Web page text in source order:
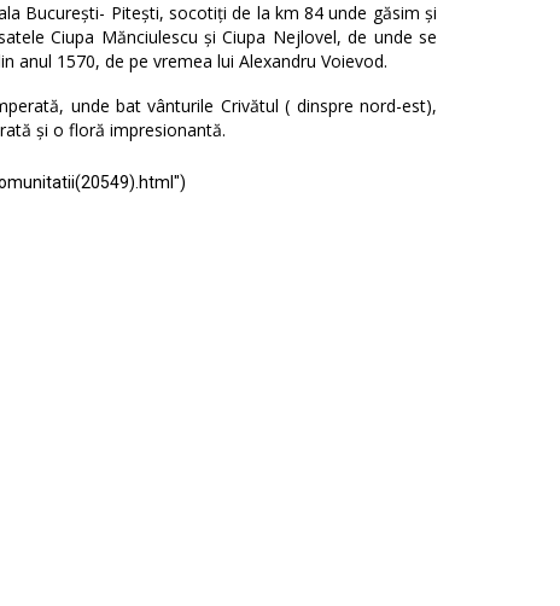
București- Pitești, socotiți de la km 84 unde găsim și
Ciupa Mănciulescu și Ciupa Nejlovel, de unde se
anul 1570, de pe vremea lui Alexandru Voievod.
unde bat vânturile Crivătul ( dinspre nord-est),
și o floră impresionantă.